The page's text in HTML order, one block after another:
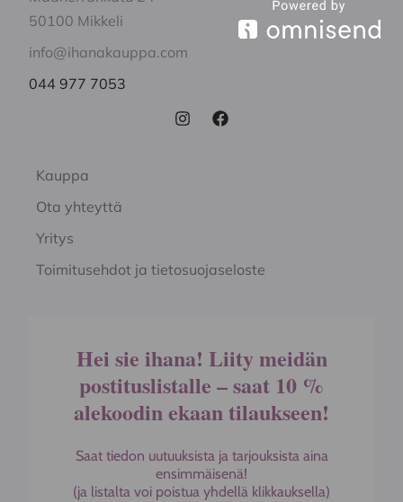
50100 Mikkeli
info@ihanakauppa.com
044 977 7053
Kauppa
Ota yhteyttä
Yritys
Toimitusehdot ja tietosuojaseloste
Hei sie ihana! Liity meidän
postituslistalle – saat 10 %
alekoodin ekaan tilaukseen!
Saat tiedon uutuuksista ja tarjouksista aina
ensimmäisenä!
(ja listalta voi poistua yhdellä klikkauksella)